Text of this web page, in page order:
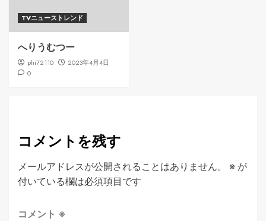
TVニューストレンド
へりうむつー
phi72110
2023年4月4日
0
コメントを残す
メールアドレスが公開されることはありません。 ※ が
付いている欄は必須項目です
コメント ※